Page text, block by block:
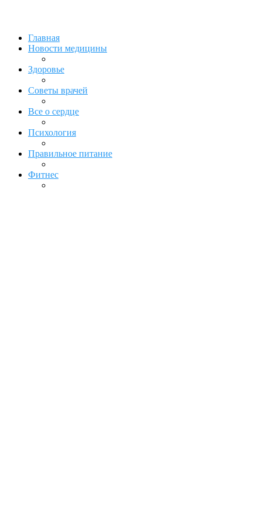
Главная
Новости медицины
Здоровье
Советы врачей
Все о сердце
Психология
Правильное питание
Фитнес